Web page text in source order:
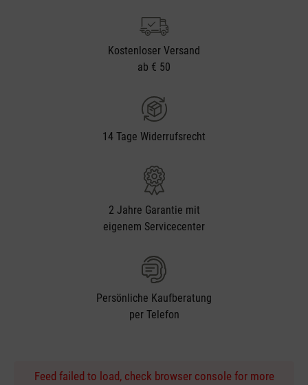
Kostenloser Versand
ab € 50
14 Tage Widerrufsrecht
2 Jahre Garantie mit
eigenem Servicecenter
Persönliche Kaufberatung
per Telefon
Feed failed to load, check browser console for more